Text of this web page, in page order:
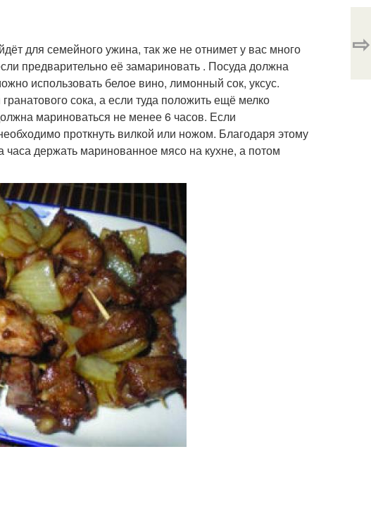
для семейного ужина, так же не отнимет у вас много
предварительно её замариновать . Посуда должна
использовать белое вино, лимонный сок, уксус.
сока, а если туда положить ещё мелко
мариноваться не менее 6 часов. Если
проткнуть вилкой или ножом. Благодаря этому
держать маринованное мясо на кухне, а потом
⇨